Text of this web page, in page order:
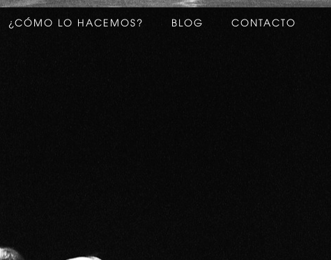
¿CÓMO LO HACEMOS? BLOG CONTACTO